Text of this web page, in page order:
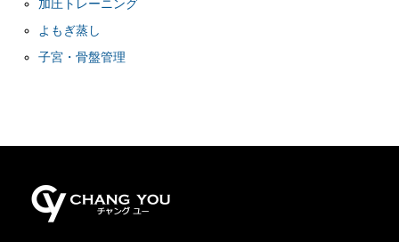
加圧トレーニング
よもぎ蒸し
子宮・骨盤管理